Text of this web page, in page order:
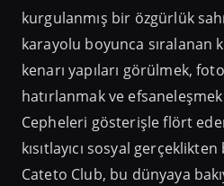
kurgulanmış bir özgürlük
karayolu boyunca sıralanan
kenarı yapıları görülmek,
hatırlanmak ve
Cepheleri gösterişle flört
kısıtlayıcı sosyal
Cateto Club, bu dünyaya